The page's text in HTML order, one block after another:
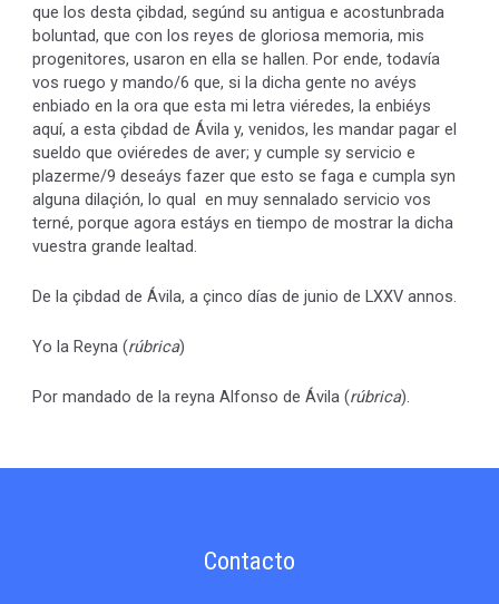
que los desta çibdad, segúnd su antigua e acostunbrada
boluntad, que con los reyes de gloriosa memoria, mis
progenitores, usaron en ella se hallen. Por ende, todavía
vos ruego y mando/6 que, si la dicha gente no avéys
enbiado en la ora que esta mi letra viéredes, la enbiéys
aquí, a esta çibdad de Ávila y, venidos, les mandar pagar el
sueldo que oviéredes de aver; y cumple sy servicio e
plazerme/9 deseáys fazer que esto se faga e cumpla syn
alguna dilaçión, lo qual en muy sennalado servicio vos
terné, porque agora estáys en tiempo de mostrar la dicha
vuestra grande lealtad.
De la çibdad de Ávila, a çinco días de junio de LXXV annos.
Yo la Reyna (rúbrica)
Por mandado de la reyna Alfonso de Ávila (rúbrica).
Contacto